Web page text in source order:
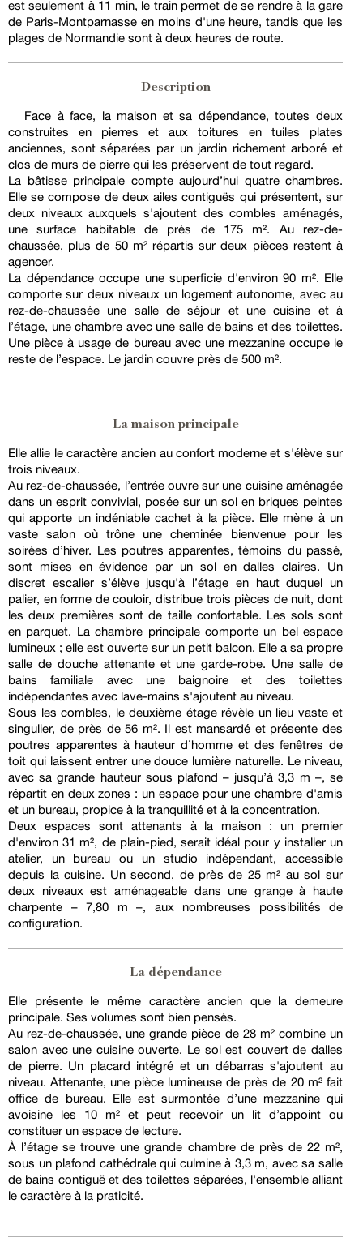
est seulement à 11 min, le train permet de se rendre à la gare
de Paris-Montparnasse en moins d'une heure, tandis que les
plages de Normandie sont à deux heures de route.
Description
Face à face, la maison et sa dépendance, toutes deux
construites en pierres et aux toitures en tuiles plates
anciennes, sont séparées par un jardin richement arboré et
clos de murs de pierre qui les préservent de tout regard.
La bâtisse principale compte aujourd’hui quatre chambres.
Elle se compose de deux ailes contiguës qui présentent, sur
deux niveaux auxquels s'ajoutent des combles aménagés,
une surface habitable de près de 175 m². Au rez-de-
chaussée, plus de 50 m² répartis sur deux pièces restent à
agencer.
La dépendance occupe une superficie d'environ 90 m². Elle
comporte sur deux niveaux un logement autonome, avec au
rez-de-chaussée une salle de séjour et une cuisine et à
l’étage, une chambre avec une salle de bains et des toilettes.
Une pièce à usage de bureau avec une mezzanine occupe le
reste de l’espace. Le jardin couvre près de 500 m².
La maison principale
Elle allie le caractère ancien au confort moderne et s'élève sur
trois niveaux.
Au rez-de-chaussée, l’entrée ouvre sur une cuisine aménagée
dans un esprit convivial, posée sur un sol en briques peintes
qui apporte un indéniable cachet à la pièce. Elle mène à un
vaste salon où trône une cheminée bienvenue pour les
soirées d’hiver. Les poutres apparentes, témoins du passé,
sont mises en évidence par un sol en dalles claires. Un
discret escalier s’élève jusqu'à l’étage en haut duquel un
palier, en forme de couloir, distribue trois pièces de nuit, dont
les deux premières sont de taille confortable. Les sols sont
en parquet. La chambre principale comporte un bel espace
lumineux ; elle est ouverte sur un petit balcon. Elle a sa propre
salle de douche attenante et une garde-robe. Une salle de
bains familiale avec une baignoire et des toilettes
indépendantes avec lave-mains s'ajoutent au niveau.
Sous les combles, le deuxième étage révèle un lieu vaste et
singulier, de près de 56 m². Il est mansardé et présente des
poutres apparentes à hauteur d’homme et des fenêtres de
toit qui laissent entrer une douce lumière naturelle. Le niveau,
avec sa grande hauteur sous plafond – jusqu’à 3,3 m –, se
répartit en deux zones : un espace pour une chambre d'amis
et un bureau, propice à la tranquillité et à la concentration.
Deux espaces sont attenants à la maison : un premier
d'environ 31 m², de plain-pied, serait idéal pour y installer un
atelier, un bureau ou un studio indépendant, accessible
depuis la cuisine. Un second, de près de 25 m² au sol sur
deux niveaux est aménageable dans une grange à haute
charpente – 7,80 m –, aux nombreuses possibilités de
configuration.
La dépendance
Elle présente le même caractère ancien que la demeure
principale. Ses volumes sont bien pensés.
Au rez-de-chaussée, une grande pièce de 28 m² combine un
salon avec une cuisine ouverte. Le sol est couvert de dalles
de pierre. Un placard intégré et un débarras s'ajoutent au
niveau. Attenante, une pièce lumineuse de près de 20 m² fait
office de bureau. Elle est surmontée d’une mezzanine qui
avoisine les 10 m² et peut recevoir un lit d’appoint ou
constituer un espace de lecture.
À l’étage se trouve une grande chambre de près de 22 m²,
sous un plafond cathédrale qui culmine à 3,3 m, avec sa salle
de bains contiguë et des toilettes séparées, l'ensemble alliant
le caractère à la praticité.